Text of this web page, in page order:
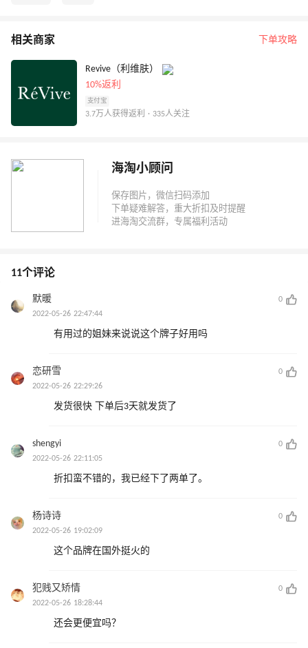
相关商家 下单攻略
Revive（利维肤）
10%返利
支付宝
3.7万人获得返利 · 335人关注
海淘小顾问
11个评论
默暖
0
2022-05-26 22:47:44
有用过的姐妹来说说这个牌子好用吗
恋研雪
0
2022-05-26 22:29:26
发货很快 下单后3天就发货了
shengyi
0
2022-05-26 22:11:05
折扣蛮不错的，我已经下了两单了。
杨诗诗
0
2022-05-26 19:02:09
这个品牌在国外挺火的
犯贱又矫情
0
2022-05-26 18:28:44
还会更便宜吗？